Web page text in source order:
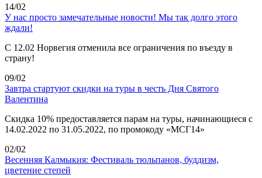
14/02
У нас просто замечательные новости! Мы так долго этого
ждали!
С 12.02 Норвегия отменила все ограничения по въезду в
страну!
09/02
Завтра стартуют скидки на туры в честь Дня Святого
Валентина
Скидка 10% предоставляется парам на туры, начинающиеся с
14.02.2022 по 31.05.2022, по промокоду «МСГ14»
02/02
Весенняя Калмыкия: Фестиваль тюльпанов, буддизм,
цветение степей